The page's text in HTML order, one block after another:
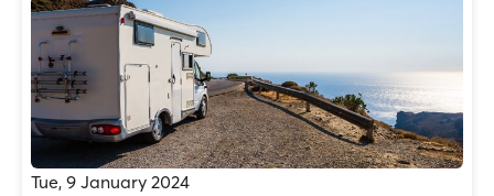
Tue, 9 January 2024